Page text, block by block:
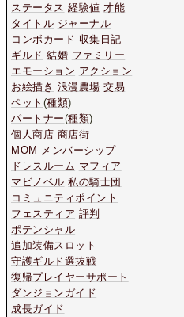
ステータス 経験値 才能
タイトル ジャーナル
コンボカード 収集日記
ギルド 結婚 ファミリー
エモーション アクション
お絵描き 浪漫農場 交易
ペット (種類)
パートナー(種類)
個人商店 商店街
MOM
メンバーシップ
ドレスルーム マフィア
マビノベル 私の騎士団
コミュニティポイント
フェスティア 評判
ポテンシャル
追加装備スロット
守護ギルド選抜戦
復帰プレイヤーサポート
ダンジョンガイド
成長ガイド